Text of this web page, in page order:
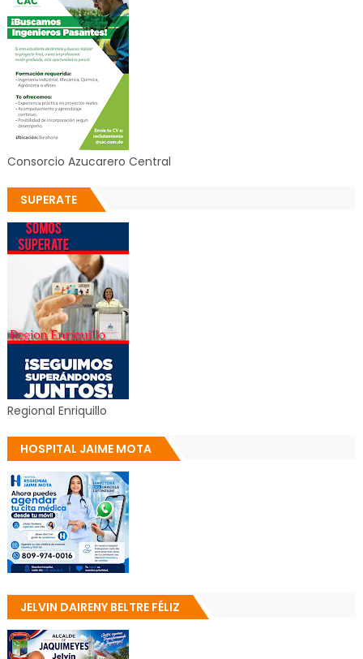
Consorcio Azucarero Central
SUPERATE
Regional Enriquillo
HOSPITAL JAIME MOTA
JELVIN DAIRENY BELTRE FÉLIZ